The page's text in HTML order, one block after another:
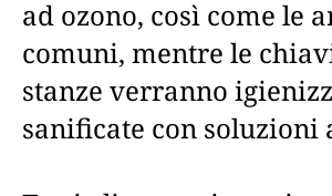
ad ozono, così come le
comuni, mentre le
stanze verranno
sanificate con soluzioni